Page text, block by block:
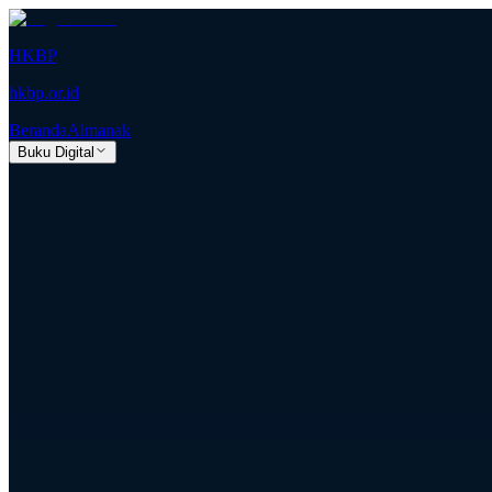
HKBP
hkbp.or.id
BerandaAlmanak
Buku Digital